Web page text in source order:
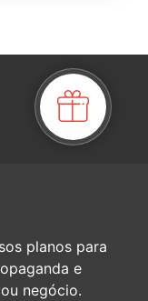
planos para
e
negócio.